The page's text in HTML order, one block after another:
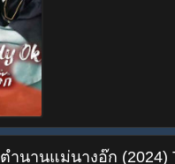
ตำนานแม่นางอ๊ก (2024)